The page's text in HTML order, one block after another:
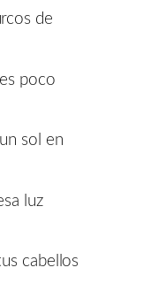
de
poco
sol en
luz
cabellos